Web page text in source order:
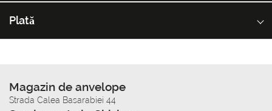
Plată
Magazin de anvelope
Strada Calea Basarabiei 44